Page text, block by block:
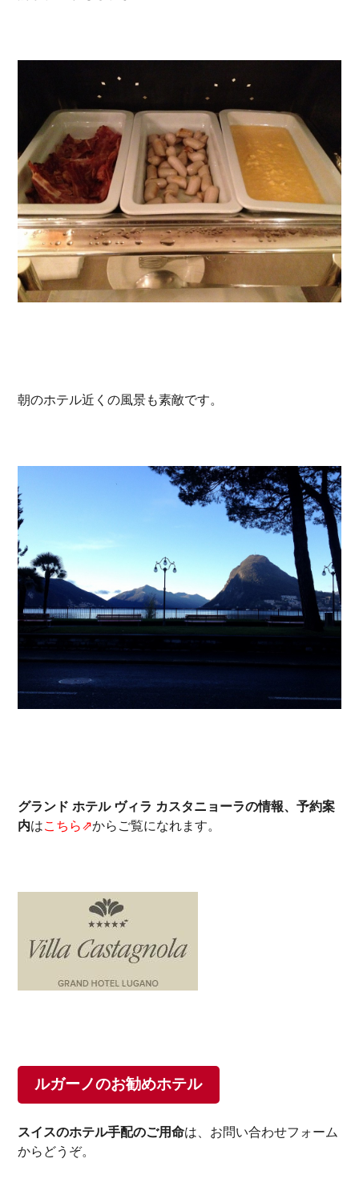
朝のホテル近くの風景も素敵です。
グランド ホテル ヴィラ カスタニョーラの情報、予約案
内はこちら⇗からご覧になれます。
ルガーノのお勧めホテル
スイスのホテル手配のご用命は、お問い合わせフォーム
からどうぞ。